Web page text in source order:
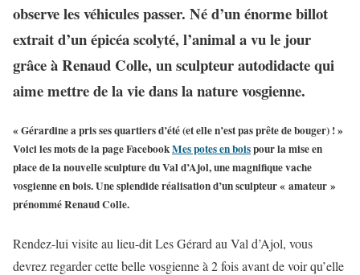
observe les véhicules passer. Né d’un énorme billot
extrait d’un épicéa scolyté, l’animal a vu le jour
grâce à Renaud Colle, un sculpteur autodidacte qui
aime mettre de la vie dans la nature vosgienne.
« Gérardine a pris ses quartiers d’été (et elle n’est pas prête de bouger) ! »
Voici les mots de la page FacebookMes potes en boispour la mise en
place de la nouvelle sculpture du Val d’Ajol, une magnifique vache
vosgienne en bois. Une splendide réalisation d’un sculpteur « amateur »
prénommé Renaud Colle.
Rendez-lui visite au lieu-dit Les Gérard au Val d’Ajol, vous
devrez regarder cette belle vosgienne à 2 fois avant de voir qu’elle